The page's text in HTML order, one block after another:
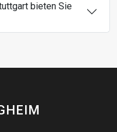
bieten Sie